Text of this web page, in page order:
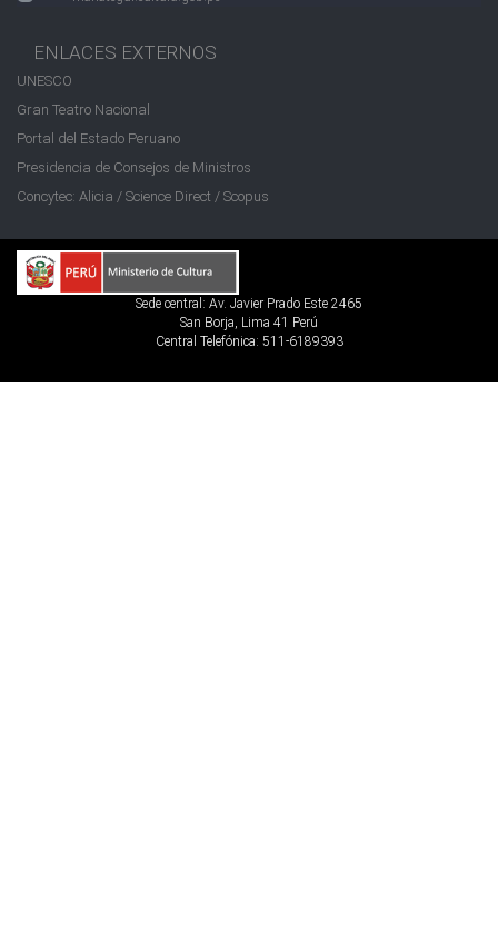
ENLACES EXTERNOS
UNESCO
Gran Teatro Nacional
Portal del Estado Peruano
Presidencia de Consejos de Ministros
Concytec: Alicia / Science Direct / Scopus
Sede central: Av. Javier Prado Este 2465
San Borja, Lima 41 Perú
Central Telefónica: 511-6189393